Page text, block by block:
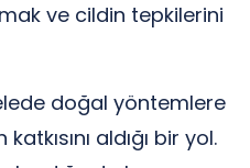
ve cildin tepkilerini
doğal yöntemlere
aldığı bir yol.